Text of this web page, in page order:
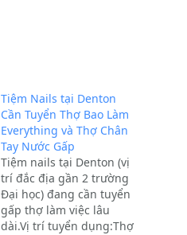
Tiệm Nails tại Denton
Cần Tuyển Thợ Bao Làm
Everything và Thợ Chân
Tay Nước Gấp
Tiệm nails tại Denton (vị
trí đắc địa gần 2 trường
Đại học) đang cần tuyển
gấp thợ làm việc lâu
dài.Vị trí tuyển dụng:Thợ